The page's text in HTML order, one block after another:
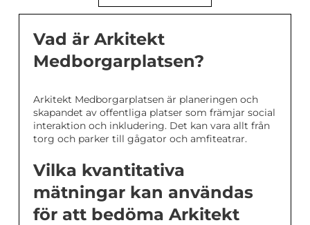
Vad är Arkitekt
Medborgarplatsen?
Arkitekt Medborgarplatsen är planeringen och
skapandet av offentliga platser som främjar social
interaktion och inkludering. Det kan vara allt från
torg och parker till gågator och amfiteatrar.
Vilka kvantitativa
mätningar kan användas
för att bedöma Arkitekt